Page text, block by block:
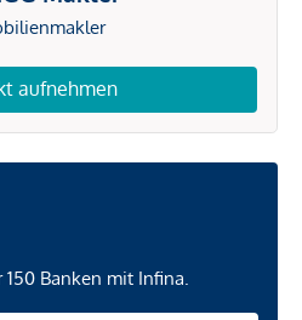
aufnehmen
Banken mit Infina.